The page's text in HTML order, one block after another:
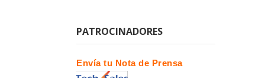
PATROCINADORES
Envía tu Nota de Prensa